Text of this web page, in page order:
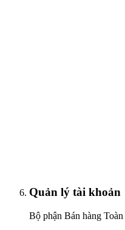
Quản lý tài khoản
Bộ phận Bán hàng